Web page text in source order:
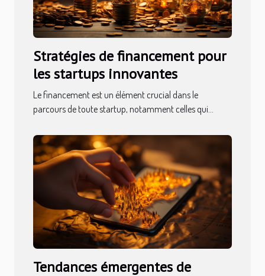
Stratégies de financement pour
les startups innovantes
Le financement est un élément crucial dans le
parcours de toute startup, notamment celles qui...
Tendances émergentes de